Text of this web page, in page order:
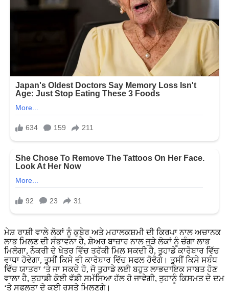
ਮੇਸ਼ ਰਾਸ਼ੀ ਵਾਲੇ ਲੋਕਾਂ ਨੂੰ ਕੁਬੇਰ ਅਤੇ ਮਹਾਲਕਸ਼ਮੀ ਦੀ ਕਿਰਪਾ ਨਾਲ ਅਚਾਨਕ
ਲਾਭ ਮਿਲਣ ਦੀ ਸੰਭਾਵਨਾ ਹੈ, ਸ਼ੇਅਰ ਬਾਜ਼ਾਰ ਨਾਲ ਜੁੜੇ ਲੋਕਾਂ ਨੂੰ ਚੰਗਾ ਲਾਭ
ਮਿਲੇਗਾ, ਨੌਕਰੀ ਦੇ ਖੇਤਰ ਵਿੱਚ ਤਰੱਕੀ ਮਿਲ ਸਕਦੀ ਹੈ, ਤੁਹਾਡੇ ਕਾਰੋਬਾਰ ਵਿੱਚ
ਵਾਧਾ ਹੋਵੇਗਾ, ਤੁਸੀਂ ਕਿਸੇ ਵੀ ਕਾਰੋਬਾਰ ਵਿੱਚ ਸਫਲ ਹੋਵੋਗੇ। ਤੁਸੀਂ ਕਿਸੇ ਸਬੰਧ
ਵਿੱਚ ਯਾਤਰਾ ‘ਤੇ ਜਾ ਸਕਦੇ ਹੋ, ਜੋ ਤੁਹਾਡੇ ਲਈ ਬਹੁਤ ਲਾਭਦਾਇਕ ਸਾਬਤ ਹੋਣ
ਵਾਲਾ ਹੈ, ਤੁਹਾਡੀ ਕੋਈ ਵੱਡੀ ਸਮੱਸਿਆ ਹੱਲ ਹੋ ਜਾਵੇਗੀ, ਤੁਹਾਨੂੰ ਕਿਸਮਤ ਦੇ ਦਮ
‘ਤੇ ਸਫਲਤਾ ਦੇ ਕਈ ਰਸਤੇ ਮਿਲਣਗੇ।